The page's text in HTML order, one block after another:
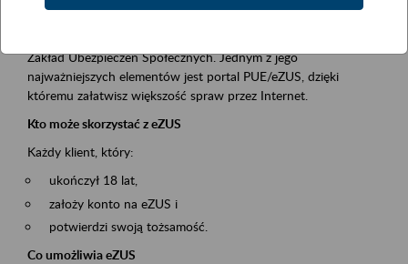
Platforma Usług Elektronicznych ZUS eZUS
Zakład Ubezpieczeń Społecznych. Jednym z jego
najważniejszych elementów jest portal PUE/eZUS, dzięki
któremu załatwisz większość spraw przez Internet.
Kto może skorzystać z eZUS
Każdy klient, który:
ukończył 18 lat,
założy konto na eZUS i
potwierdzi swoją tożsamość.
Co umożliwia eZUS